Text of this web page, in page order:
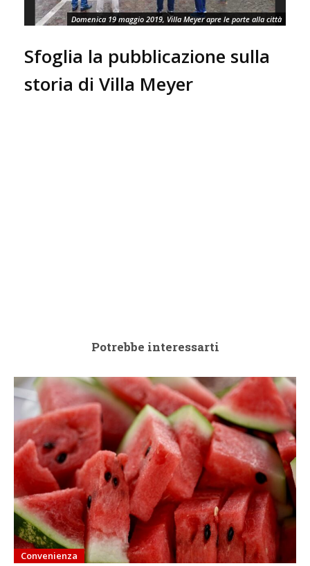
Domenica 19 maggio 2019, Villa Meyer apre le porte alla città
Sfoglia la pubblicazione sulla
storia di Villa Meyer
Potrebbe interessarti
Convenienza